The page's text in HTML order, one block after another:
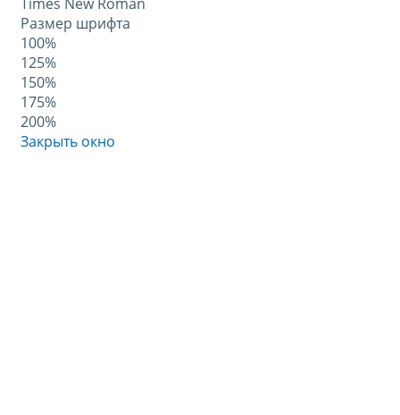
Размер шрифта
100%
125%
150%
175%
200%
Закрыть окно